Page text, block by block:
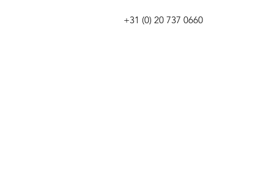
+31 (0) 20 737 0660